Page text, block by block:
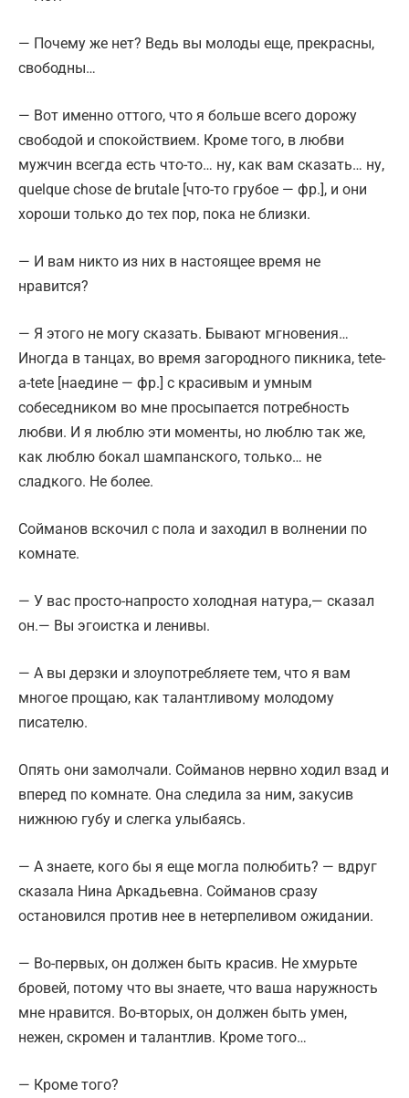
— Почему же нет? Ведь вы молоды еще, прекрасны,
свободны…
— Вот именно оттого, что я больше всего дорожу
свободой и спокойствием. Кроме того, в любви
мужчин всегда есть что-то… ну, как вам сказать… ну,
quelque chose de brutale [что-то грубое — фр.], и они
хороши только до тех пор, пока не близки.
— И вам никто из них в настоящее время не
нравится?
— Я этого не могу сказать. Бывают мгновения…
Иногда в танцах, во время загородного пикника, tete-
a-tete [наедине — фр.] с красивым и умным
собеседником во мне просыпается потребность
любви. И я люблю эти моменты, но люблю так же,
как люблю бокал шампанского, только… не
сладкого. Не более.
Сойманов вскочил с пола и заходил в волнении по
комнате.
— У вас просто-напросто холодная натура,— сказал
он.— Вы эгоистка и ленивы.
— А вы дерзки и злоупотребляете тем, что я вам
многое прощаю, как талантливому молодому
писателю.
Опять они замолчали. Сойманов нервно ходил взад и
вперед по комнате. Она следила за ним, закусив
нижнюю губу и слегка улыбаясь.
— А знаете, кого бы я еще могла полюбить? — вдруг
сказала Нина Аркадьевна. Сойманов сразу
остановился против нее в нетерпеливом ожидании.
— Во-первых, он должен быть красив. Не хмурьте
бровей, потому что вы знаете, что ваша наружность
мне нравится. Во-вторых, он должен быть умен,
нежен, скромен и талантлив. Кроме того…
— Кроме того?